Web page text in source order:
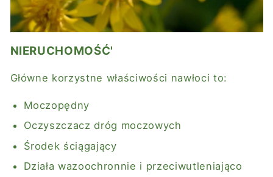
NIERUCHOMOŚĆ'
Główne korzystne właściwości nawłoci to:
Moczopędny
Oczyszczaczdróg moczowych
Środek ściągający
Działa wazoochronnie i przeciwutleniająco